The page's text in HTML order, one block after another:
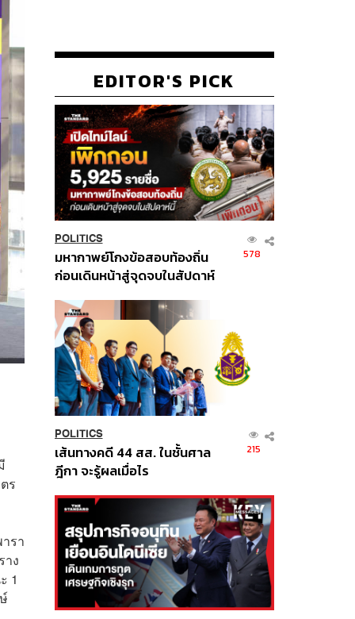
ร
รา
าง
1
EDITOR'S PICK
POLITICS
มหากาพย์โกงข้อสอบท้องถิ่น
ก่อนเดินหน้าสู่จุดจบในสัปดาห์
578
POLITICS
เส้นทางคดี 44 สส. ในชั้นศาล
ฎีกา จะรู้ผลเมื่อไร
215